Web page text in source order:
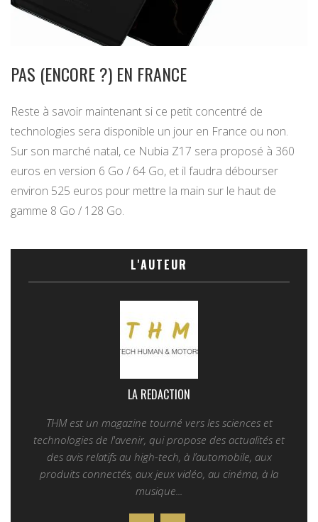
PAS (ENCORE ?) EN FRANCE
Reste à savoir maintenant si ce petit concentré de
technologies sera disponible un jour en France ou non.
Sur son marché natal, ce Nubia Z17 sera proposé à 360
euros en version 6 Go / 64 Go, et il faudra débourser
environ 525 euros pour mettre la main sur le haut de
gamme 8 Go / 128 Go.
L'AUTEUR
LA REDACTION
THM est un magazine tourné vers les sciences et
technologies de l'avenir, qui propose des actualités et
des avis relatifs au high-tech, à l’automobile, aux
produits connectés, aux jeux vidéo, au cinéma, à la
musique...